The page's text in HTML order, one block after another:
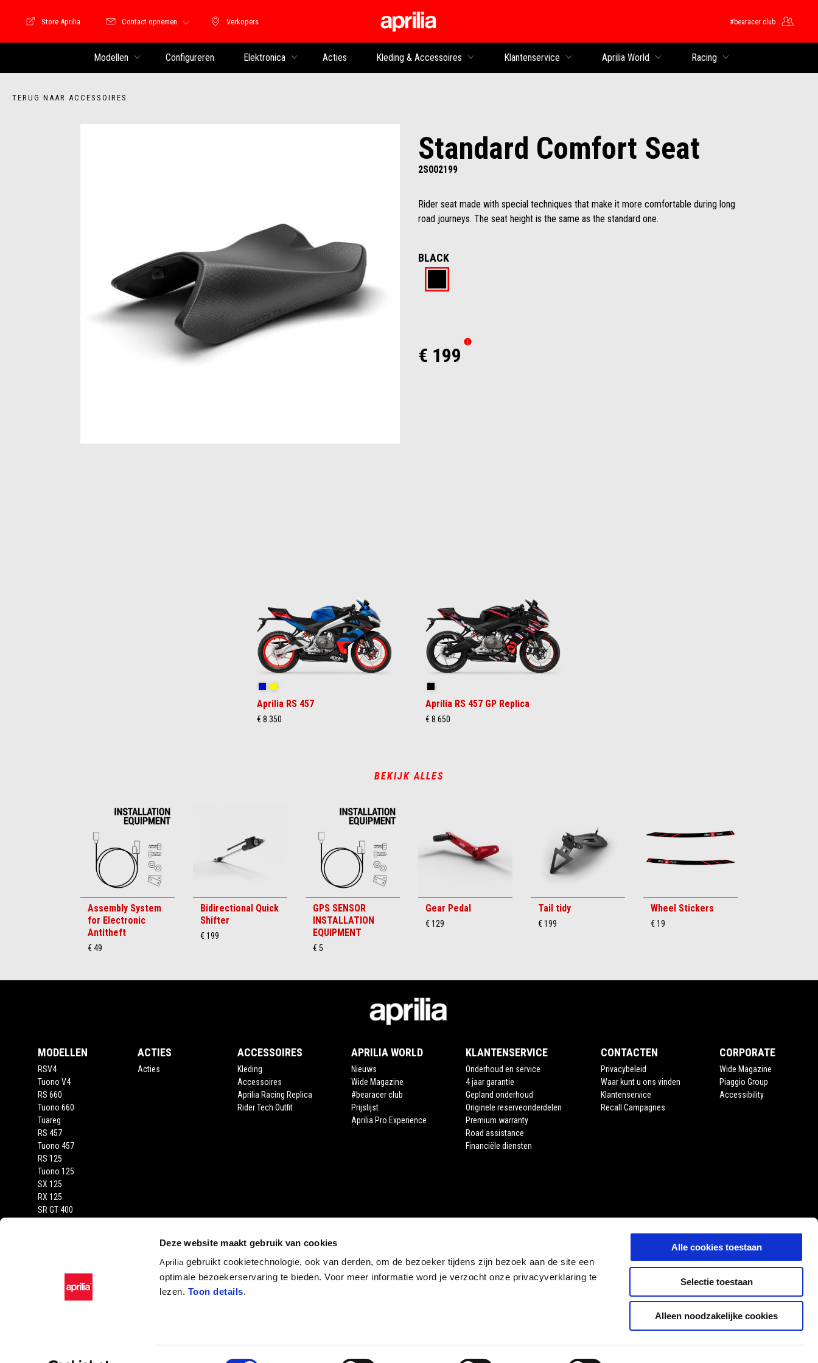
Deze website maakt gebruik van cookies
Apriliagebruikt cookietechnologie, ook van derden, om de bezoeker tijdens zijn bezoek aan de site een
optimale bezoekerservaring te bieden. Voor meer informatie word je verzocht onze privacyverklaring te
lezen. Toon details.
Toestemmingsselectie
Alle cookies toestaan
Selectie toestaan
Alleen noodzakelijke cookies
Verkopers
Verkopers
Store Motoguzzi
Store Aprilia Contact opnemen #bearacer club
Modellen Configureren Elektronica Acties Kleding & Accessoires Klantenservice Aprilia World Racing
TERUG NAAR ACCESSOIRES
Standard Comfort Seat
2S002199
Rider seat made with special techniques that make it more comfortable during long
road journeys. The seat height is the same as the standard one.
BLACK
€ 199
Aprilia RS 457
€ 8.350
Aprilia RS 457 GP Replica
€ 8.650
BEKIJK ALLES
Assembly System
for Electronic
Antitheft
€ 49
Bidirectional Quick
Shifter
€ 199
GPS SENSOR
INSTALLATION
EQUIPMENT
€ 5
Gear Pedal
€ 129
Tail tidy
€ 199
Wheel Stickers
€ 19
MODELLEN
RSV4
Tuono V4
RS 660
Tuono 660
Tuareg
RS 457
Tuono 457
RS 125
Tuono 125
SX 125
RX 125
SR GT 400
ACTIES
Acties
ACCESSOIRES
Kleding
Accessoires
Aprilia Racing Replica
Rider Tech Outfit
APRILIA WORLD
Nieuws
Wide Magazine
#bearacer club
Prijslijst
Aprilia Pro Experience
KLANTENSERVICE
Onderhoud en service
4 jaar garantie
Gepland onderhoud
Originele reserveonderdelen
Premium warranty
Road assistance
Financiële diensten
CONTACTEN
Privacybeleid
Waar kunt u ons vinden
Klantenservice
Recall Campagnes
CORPORATE
Wide Magazine
Piaggio Group
Accessibility
STORE APRILIA